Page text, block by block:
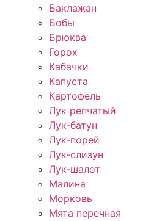
Баклажан
Бобы
Брюква
Горох
Кабачки
Капуста
Картофель
Лук репчатый
Лук-батун
Лук-порей
Лук-слизун
Лук-шалот
Малина
Морковь
Мята перечная